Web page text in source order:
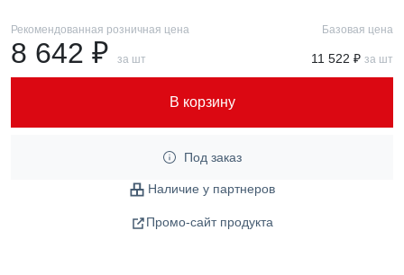
Рекомендованная розничная цена
8 642 ₽ за шт
Базовая цена
11 522 ₽ за шт
В корзину
Под заказ
Наличие у партнеров
Промо-сайт продукта